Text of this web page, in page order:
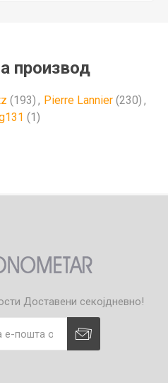
производ
(193) , Pierre Lannier (230) ,
(1)
Доставени секојдневно!